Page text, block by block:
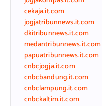
cekaja.it.com
jogjatribunnews.it.com
dkitribunnews.it.com
medantribunnews.it.com
papuatribunnews.it.com
cnbcjogja.it.com
cnbcbandung.it.com
cnbclampung.it.com
cnbckaltim.it.com